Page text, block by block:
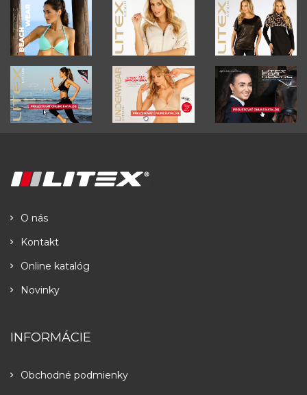
O nás
Kontakt
Online katalóg
Novinky
INFORMÁCIE
Obchodné podmienky